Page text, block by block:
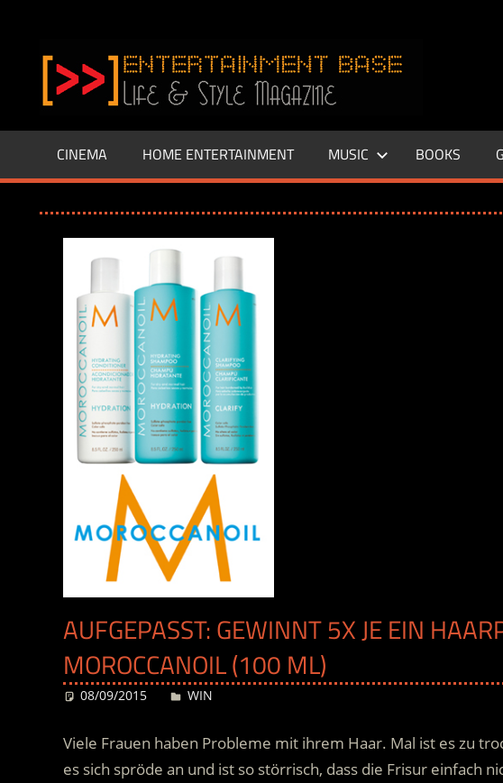
springen
–
LIFE
Base.de
CINEMA HOME ENTERTAINMENT MUSIC BOOKS
AUFGEPASST: GEWINNT 5X JE EIN
MOROCCANOIL (100 ML)
08/09/2015 Desiree
WIN
Viele Frauen haben Probleme mit ihrem Haar. Mal ist es zu
es sich spröde an und ist so störrisch, dass die Frisur einfach